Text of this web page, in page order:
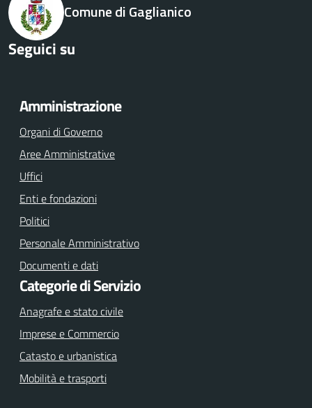
Comune di Gaglianico
Seguici su
Amministrazione
Organi di Governo
Aree Amministrative
Uffici
Enti e fondazioni
Politici
Personale Amministrativo
Documenti e dati
Categorie di Servizio
Anagrafe e stato civile
Imprese e Commercio
Catasto e urbanistica
Mobilità e trasporti